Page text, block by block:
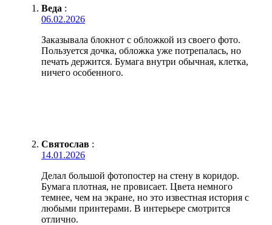
Веда :
06.02.2026
Заказывала блокнот с обложкой из своего фото.
Пользуется дочка, обложка уже потрепалась, но
печать держится. Бумага внутри обычная, клетка,
ничего особенного.
Святослав :
14.01.2026
Делал большой фотопостер на стену в коридор.
Бумага плотная, не провисает. Цвета немного
темнее, чем на экране, но это известная история с
любыми принтерами. В интерьере смотрится
отлично.